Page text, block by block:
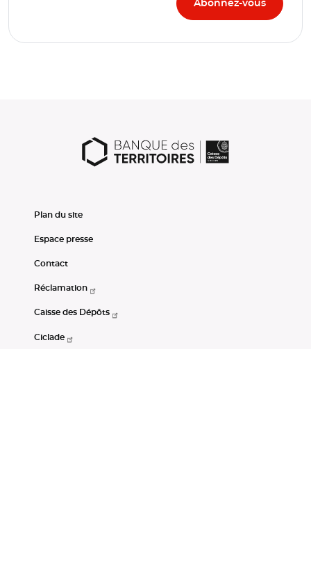
Plan du site
Espace presse
Contact
Réclamation
Caisse des Dépôts
Ciclade